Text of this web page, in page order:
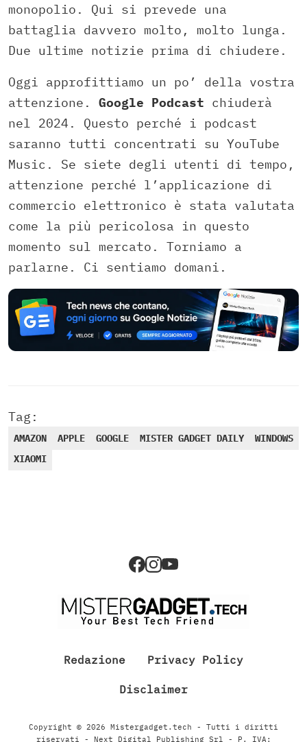
monopolio. Qui si prevede una
battaglia davvero molto, molto lunga.
Due ultime notizie prima di chiudere.
Oggi approfittiamo un po’ della vostra
attenzione. Google Podcast chiuderà
nel 2024. Questo perché i podcast
saranno tutti concentrati su YouTube
Music. Se siete degli utenti di tempo,
attenzione perché l’applicazione di
commercio elettronico è stata valutata
come la più pericolosa in questo
momento sul mercato. Torniamo a
parlarne. Ci sentiamo domani.
Tag:
AMAZON APPLE GOOGLE MISTER GADGET DAILY
WINDOWS
XIAOMI
Redazione Privacy Policy
Disclaimer
Copyright © 2026 Mistergadget.tech - Tutti i diritti
riservati - Next Digital Publishing Srl - P. IVA: